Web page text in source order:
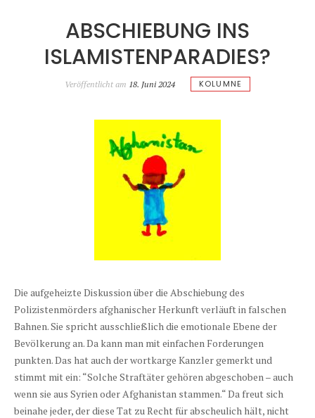
ABSCHIEBUNG INS
ISLAMISTENPARADIES?
Veröffentlicht am 18. Juni 2024 KOLUMNE
Die aufgeheizte Diskussion über die Abschiebung des
Polizistenmörders afghanischer Herkunft verläuft in falschen
Bahnen. Sie spricht ausschließlich die emotionale Ebene der
Bevölkerung an. Da kann man mit einfachen Forderungen
punkten. Das hat auch der wortkarge Kanzler gemerkt und
stimmt mit ein: “Solche Straftäter gehören abgeschoben – auch
wenn sie aus Syrien oder Afghanistan stammen.“ Da freut sich
beinahe jeder, der diese Tat zu Recht für abscheulich hält, nicht